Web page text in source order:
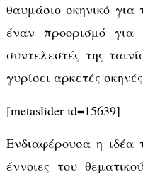
θαυμάσιο σκηνικό
έναν προορισμό
συντελεστές της
γυρίσει αρκετές
[metaslider id=15639]
Ενδιαφέρουσα η ιδέα
έννοιες του